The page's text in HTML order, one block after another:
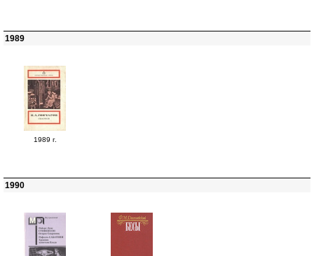
1989
1989 г.
1990